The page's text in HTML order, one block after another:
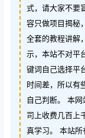
式，请大家不要
容只做项目揭秘
全套的教程讲解
示，本站不对平
键词自己选择平
时间差，所以有
自己判断。 本
司上收费几百上
真学习。 本站